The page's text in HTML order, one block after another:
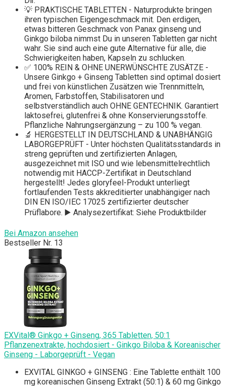
💡 PRAKTISCHE TABLETTEN - Naturprodukte bringen
ihren typischen Eigengeschmack mit. Den erdigen,
etwas bitteren Geschmack von Panax ginseng und
Ginkgo biloba nimmst Du in unseren Tabletten gar nicht
wahr. Sie sind auch eine gute Alternative für alle, die
Schwierigkeiten haben, Kapseln zu schlucken.
✅ 100% REIN & OHNE UNERWÜNSCHTE ZUSÄTZE -
Unsere Ginkgo + Ginseng Tabletten sind optimal dosiert
und frei von künstlichen Zusätzen wie Trennmitteln,
Aromen, Farbstoffen, Stabilisatoren und
selbstverständlich auch OHNE GENTECHNIK. Garantiert
laktosefrei, glutenfrei & ohne Konservierungsstoffe.
Pflanzliche Nahrungsergänzung – zu 100 % vegan.
🔬 HERGESTELLT IN DEUTSCHLAND & UNABHÄNGIG
LABORGEPRÜFT - Unter höchsten Qualitätsstandards in
streng geprüften und zertifizierten Anlagen,
ausgezeichnet mit ISO und wie lebensmittelrechtlich
notwendig mit HACCP-Zertifikat in Deutschland
hergestellt! Jedes gloryfeel-Produkt unterliegt
fortlaufenden Tests akkreditierter unabhängiger nach
DIN EN ISO/IEC 17025 zertifizierter deutscher
Prüflabore. ▶️ Analysezertifikat: Siehe Produktbilder
Bei Amazon ansehen
Bestseller Nr. 13
EXVital® Ginkgo + Ginseng, 365 Tabletten, 50:1
Pflanzenextrakte, hochdosiert - Ginkgo Biloba & Koreanischer
Ginseng - Laborgeprüft - Vegan
EXVITAL GINKGO + GINSENG : Eine Tablette enthält 100
mg koreanischen Ginseng Extrakt (50:1) & 60 mg Ginkgo